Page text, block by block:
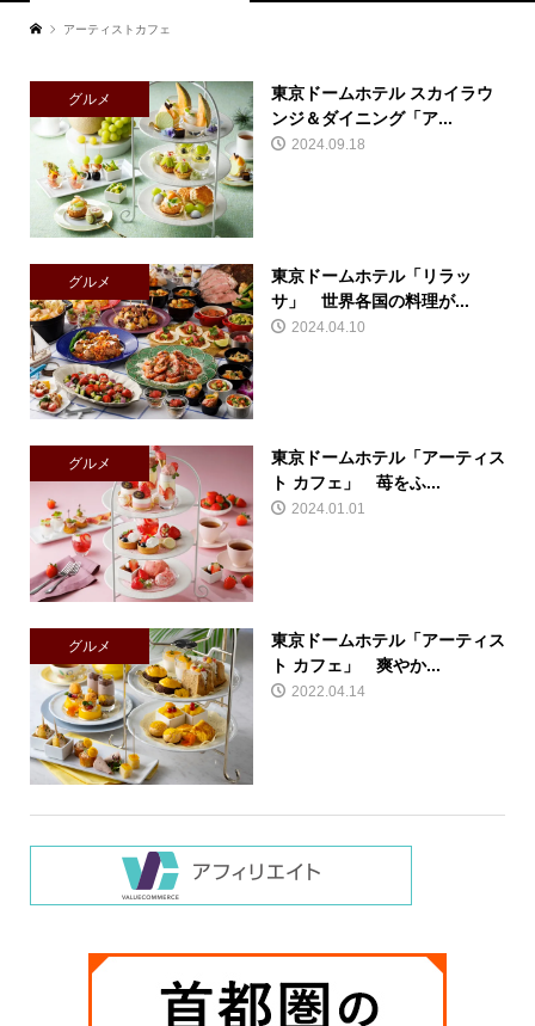
アーティストカフェ
グルメ
東京ドームホテル スカイラウ
ンジ＆ダイニング「ア...
2024.09.18
グルメ
東京ドームホテル「リラッ
サ」 世界各国の料理が...
2024.04.10
グルメ
東京ドームホテル「アーティス
ト カフェ」 苺をふ...
2024.01.01
グルメ
東京ドームホテル「アーティス
ト カフェ」 爽やか...
2022.04.14